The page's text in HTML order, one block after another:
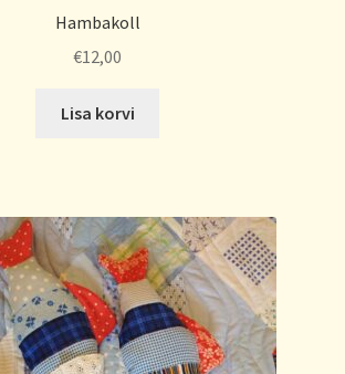
Hambakoll
€12,00
Lisa korvi